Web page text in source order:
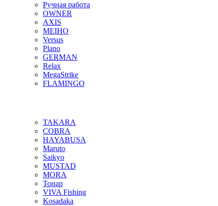
Ручная работа
OWNER
AXIS
MEIHO
Versus
Plano
GERMAN
Relax
MegaStrike
FLAMINGO
TAKARA
COBRA
HAYABUSA
Maruto
Saikyo
MUSTAD
MORA
Тонар
VIVA Fishing
Kosadaka